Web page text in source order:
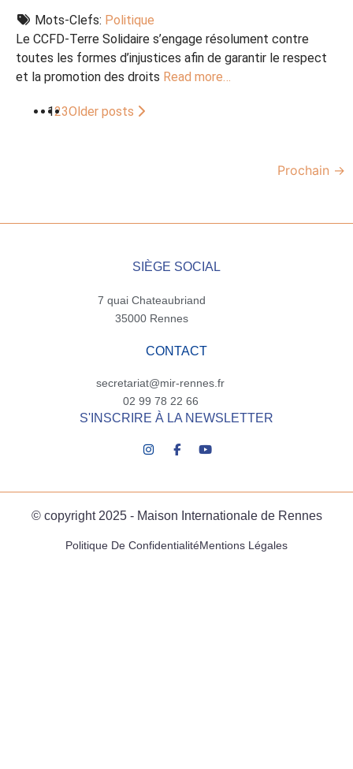
Mots-Clefs: Politique
Le CCFD-Terre Solidaire s’engage résolument contre
toutes les formes d’injustices afin de garantir le respect
et la promotion des droits Read more…
123Older posts
Prochain →
SIÈGE SOCIAL
7 quai Chateaubriand
35000 Rennes
CONTACT
secretariat@mir-rennes.fr
02 99 78 22 66
S'INSCRIRE À LA NEWSLETTER
© copyright 2025 - Maison Internationale de Rennes
Politique De ConfidentialitéMentions Légales